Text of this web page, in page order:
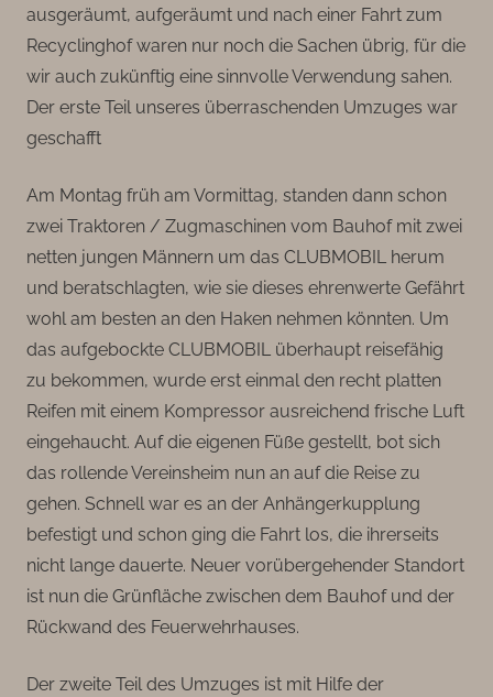
ausgeräumt, aufgeräumt und nach einer Fahrt zum
Recyclinghof waren nur noch die Sachen übrig, für die
wir auch zukünftig eine sinnvolle Verwendung sahen.
Der erste Teil unseres überraschenden Umzuges war
geschafft
Am Montag früh am Vormittag, standen dann schon
zwei Traktoren / Zugmaschinen vom Bauhof mit zwei
netten jungen Männern um das CLUBMOBIL herum
und beratschlagten, wie sie dieses ehrenwerte Gefährt
wohl am besten an den Haken nehmen könnten. Um
das aufgebockte CLUBMOBIL überhaupt reisefähig
zu bekommen, wurde erst einmal den recht platten
Reifen mit einem Kompressor ausreichend frische Luft
eingehaucht. Auf die eigenen Füße gestellt, bot sich
das rollende Vereinsheim nun an auf die Reise zu
gehen. Schnell war es an der Anhängerkupplung
befestigt und schon ging die Fahrt los, die ihrerseits
nicht lange dauerte. Neuer vorübergehender Standort
ist nun die Grünfläche zwischen dem Bauhof und der
Rückwand des Feuerwehrhauses.
Der zweite Teil des Umzuges ist mit Hilfe der